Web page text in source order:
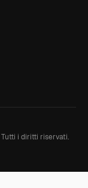
Tutti i diritti riservati.